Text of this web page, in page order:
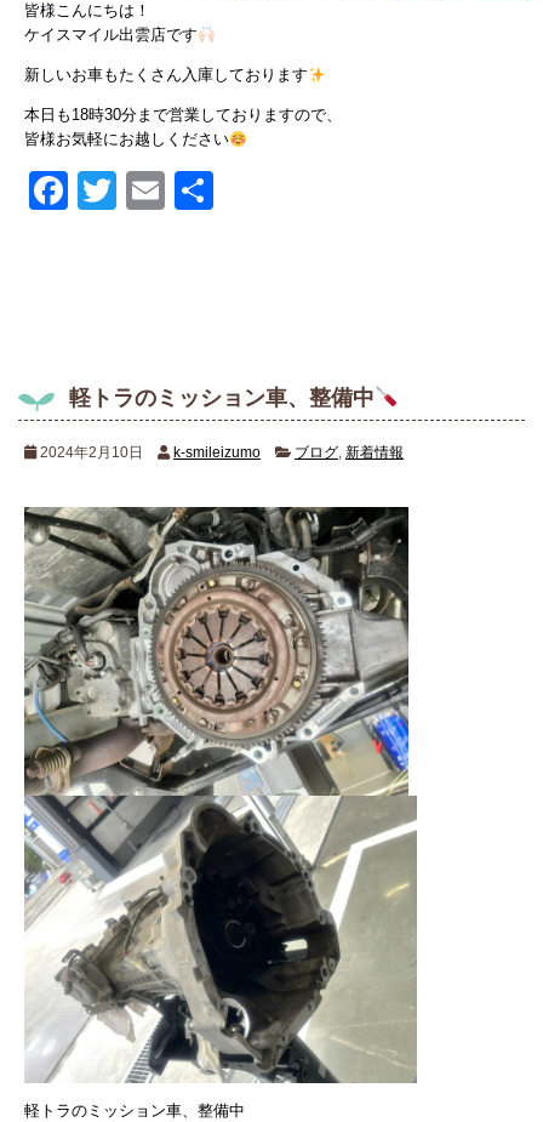
皆様こんにちは！
ケイスマイル出雲店です
新しいお車もたくさん入庫しております
本日も18時30分まで営業しておりますので、
皆様お気軽にお越しください
Facebook
TwitterEmail
軽トラのミッション車、整備中
2024年2月10日 k-smileizumo ブログ 新着情報
軽トラのミッション車、整備中